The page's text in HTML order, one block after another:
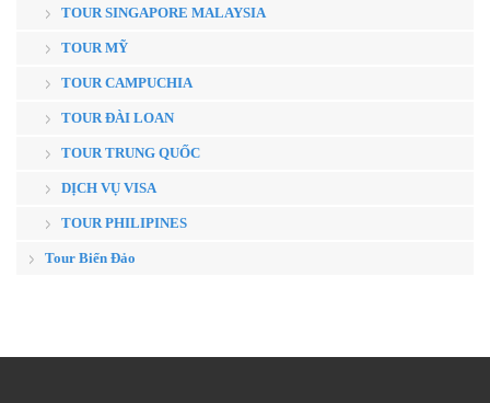
TOUR SINGAPORE MALAYSIA
TOUR MỸ
TOUR CAMPUCHIA
TOUR ĐÀI LOAN
TOUR TRUNG QUỐC
DỊCH VỤ VISA
TOUR PHILIPINES
Tour Biển Đảo